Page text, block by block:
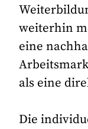
weiterhin
eine
als eine
Die